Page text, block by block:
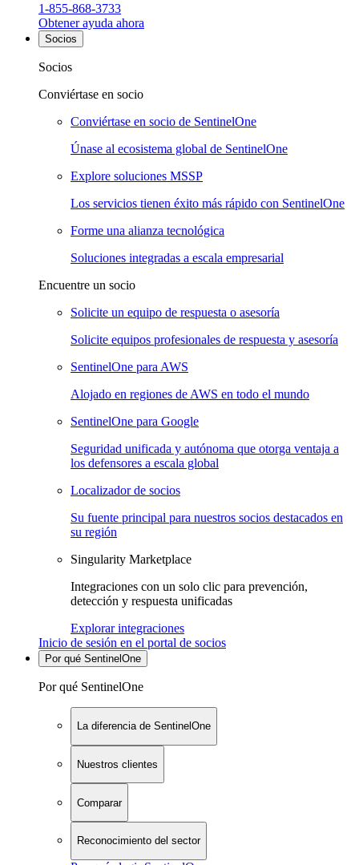
1-855-868-3733
Obtener ayuda ahora
Socios
Socios
Conviértase en socio
Conviértase en socio de SentinelOne
Únase al ecosistema global de SentinelOne
Explore soluciones MSSP
Los servicios tienen éxito más rápido con SentinelOne
Forme una alianza tecnológica
Soluciones integradas a escala empresarial
Encuentre un socio
Solicite un equipo de respuesta o asesoría
Solicite equipos profesionales de respuesta y asesoría
SentinelOne para AWS
Alojado en regiones de AWS en todo el mundo
SentinelOne para Google
Seguridad unificada y autónoma que otorga ventaja a
los defensores a escala global
Localizador de socios
Su fuente principal para nuestros socios destacados en
su región
Singularity Marketplace
Integraciones con un solo clic para prevención,
detección y respuesta unificadas
Explorar integraciones
Inicio de sesión en el portal de socios
Por qué SentinelOne
Por qué SentinelOne
La diferencia de SentinelOne
Nuestros clientes
Comparar
Reconocimiento del sector